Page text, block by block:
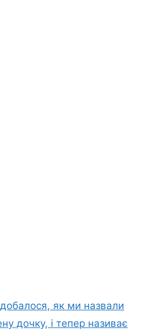
як ми назвали
дочку, і тепер називає